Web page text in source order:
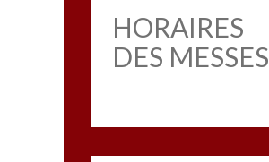
HORAIRES
DES MESSES